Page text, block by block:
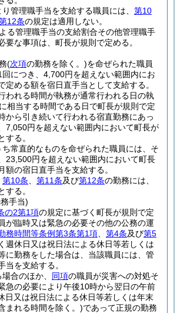
管理職手当を支給する職員には、 第10
12条の規定は適用しない。
る管理職手当の支給割合その他管理職手
要な事項は、町長が規則で定める。
(次項の勤務を除く。)を命ぜられた職員
につき、4,700円を超えない範囲内にお
定める額を宿日直手当として支給する。
われる時間が執務が通常行われる日の執
相当する時間である日で町長が規則で定
から引き続いて行われる宿直勤務にあっ
7,050円を超えない範囲内において町長が
する。
常直的なものを命ぜられた職員には、そ
23,500円を超えない範囲内において町長
額の宿日直手当を支給する。
第10条 第11条及び第12条の勤務には、
する。
手当)
の2第1項の規定に基づく町長が規則で定
が臨時又は緊急の必要その他の公務の運
務時間等条例第3条第1項 第4条及び第5
週休日又は祝日法による休日等若しくは
に勤務をした場合は、当該職員には、管
当を支給する。
合のほか、 同項の職員が災害への対処そ
急の必要により午後10時から翌日の午前
日又は祝日法による休日等若しくは年末
まれる時間を除く。)であって正規の勤務